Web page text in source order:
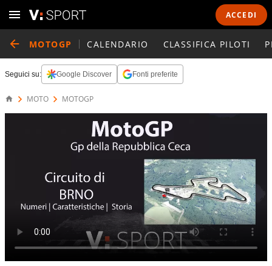
ACCEDI
MOTOGP CALENDARIO CLASSIFICA PILOTI
Seguici su: Google Discover Fonti preferite
MOTO MOTOGP